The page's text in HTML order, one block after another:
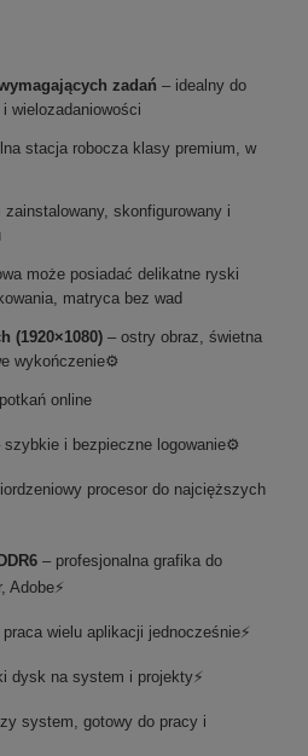
zadań – idealny do
wielozadaniowości
stacja robocza klasy premium, w
skonfigurowany i
może posiadać delikatne ryski
matryca bez wad
(1920×1080) – ostry obraz, świetna
wykończenie⚙️
online
szybkie i bezpieczne logowanie⚙️
procesor do najcięższych
– profesjonalna grafika do
praca wielu aplikacji jednocześnie⚡
dysk na system i projekty⚡
system, gotowy do pracy i